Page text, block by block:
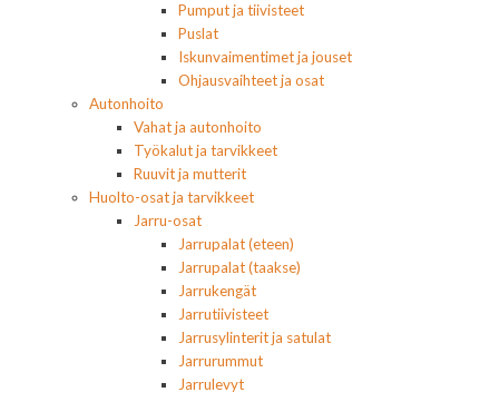
Pumput ja tiivisteet
Puslat
Iskunvaimentimet ja jouset
Ohjausvaihteet ja osat
Autonhoito
Vahat ja autonhoito
Työkalut ja tarvikkeet
Ruuvit ja mutterit
Huolto-osat ja tarvikkeet
Jarru-osat
Jarrupalat (eteen)
Jarrupalat (taakse)
Jarrukengät
Jarrutiivisteet
Jarrusylinterit ja satulat
Jarrurummut
Jarrulevyt